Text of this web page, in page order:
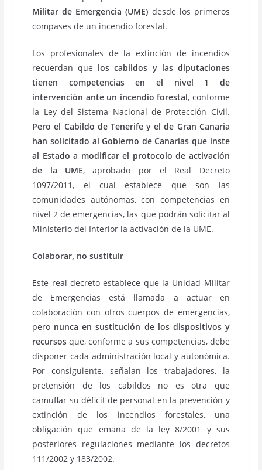
Militar de Emergencia (UME) desde los primeros
compases de un incendio forestal.
Los profesionales de la extinción de incendios
recuerdan que los cabildos y las diputaciones
tienen competencias en el nivel 1 de
intervención ante un incendio forestal, conforme
la Ley del Sistema Nacional de Protección Civil.
Pero el Cabildo de Tenerife y el de Gran Canaria
han solicitado al Gobierno de Canarias que inste
al Estado a modificar el protocolo de activación
de la UME, aprobado por el Real Decreto
1097/2011, el cual establece que son las
comunidades autónomas, con competencias en
nivel 2 de emergencias, las que podrán solicitar al
Ministerio del Interior la activación de la UME.
Colaborar, no sustituir
Este real decreto establece que la Unidad Militar
de Emergencias está llamada a actuar en
colaboración con otros cuerpos de emergencias,
pero nunca en sustitución de los dispositivos y
recursos que, conforme a sus competencias, debe
disponer cada administración local y autonómica.
Por consiguiente, señalan los trabajadores, la
pretensión de los cabildos no es otra que
camuflar su déficit de personal en la prevención y
extinción de los incendios forestales, una
obligación que emana de la ley 8/2001 y sus
posteriores regulaciones mediante los decretos
111/2002 y 183/2002.